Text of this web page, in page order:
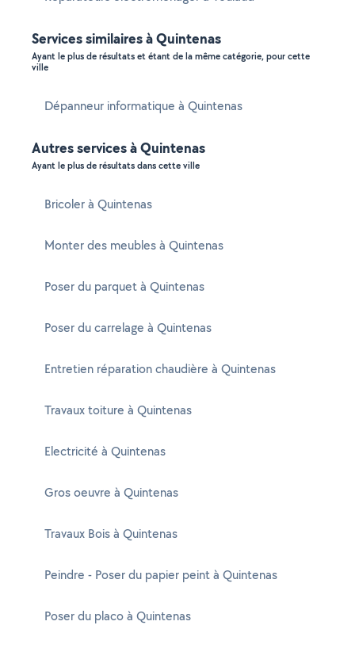
Services similaires à Quintenas
Ayant le plus de résultats et étant de la même catégorie, pour cette
ville
Dépanneur informatique à Quintenas
Autres services à Quintenas
Ayant le plus de résultats dans cette ville
Bricoler à Quintenas
Monter des meubles à Quintenas
Poser du parquet à Quintenas
Poser du carrelage à Quintenas
Entretien réparation chaudière à Quintenas
Travaux toiture à Quintenas
Electricité à Quintenas
Gros oeuvre à Quintenas
Travaux Bois à Quintenas
Peindre - Poser du papier peint à Quintenas
Poser du placo à Quintenas